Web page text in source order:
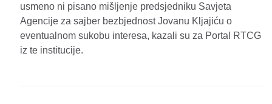
usmeno ni pisano mišljenje predsjedniku Savjeta
Agencije za sajber bezbjednost Jovanu Kljajiću o
eventualnom sukobu interesa, kazali su za Portal RTCG
iz te institucije.